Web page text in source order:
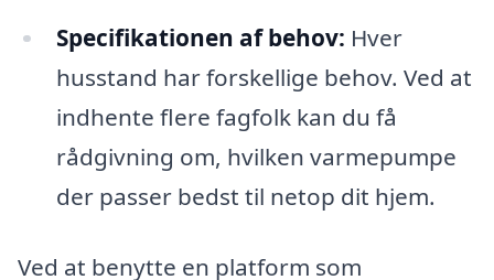
Specifikationen af behov: Hver
husstand har forskellige behov. Ved at
indhente flere fagfolk kan du få
rådgivning om, hvilken varmepumpe
der passer bedst til netop dit hjem.
Ved at benytte en platform som